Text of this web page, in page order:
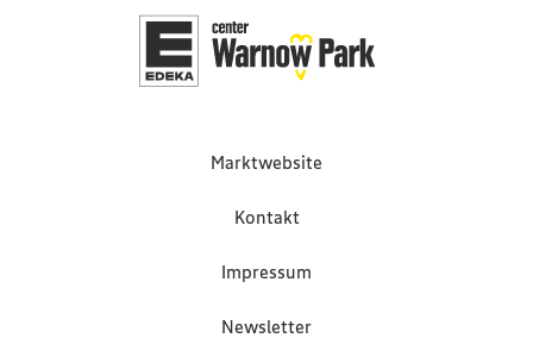
Marktwebsite
Kontakt
Impressum
Newsletter